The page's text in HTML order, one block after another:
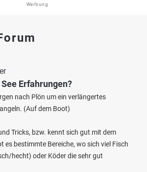
Werbung
Erfahrungen?
nach Plön um ein verlängertes
(Auf dem Boot)
Tricks, bzw. kennt sich gut mit dem
es bestimmte Bereiche, wo sich viel Fisch
hecht) oder Köder die sehr gut